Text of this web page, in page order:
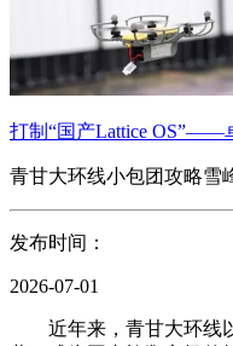
打制“国产Lattice OS”——
青甘大环线小包团攻略雪
发布时间：
2026-07-01
近年来，青甘大环线以